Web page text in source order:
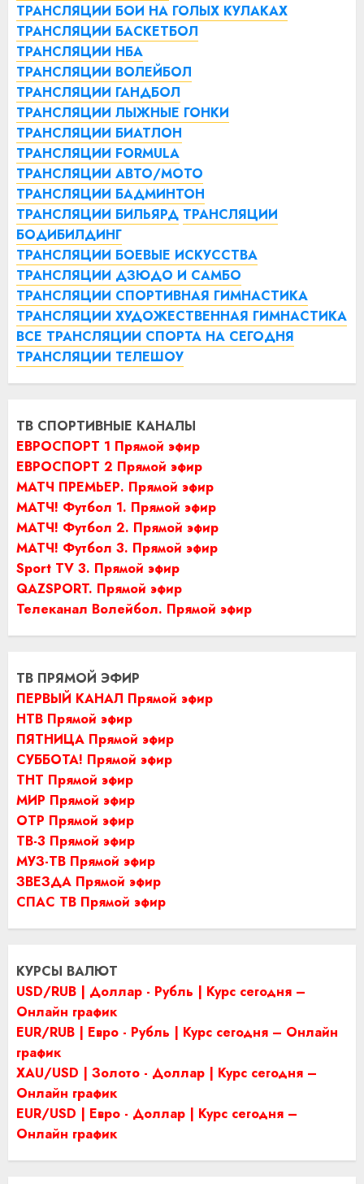
ТРАНСЛЯЦИИ БОИ НА ГОЛЫХ КУЛАКАХ
ТРАНСЛЯЦИИ БАСКЕТБОЛ
ТРАНСЛЯЦИИ НБА
ТРАНСЛЯЦИИ ВОЛЕЙБОЛ
ТРАНСЛЯЦИИ ГАНДБОЛ
ТРАНСЛЯЦИИ ЛЫЖНЫЕ ГОНКИ
ТРАНСЛЯЦИИ БИАТЛОН
ТРАНСЛЯЦИИ FORMULA
ТРАНСЛЯЦИИ АВТО/МОТО
ТРАНСЛЯЦИИ БАДМИНТОН
ТРАНСЛЯЦИИ БИЛЬЯРД ТРАНСЛЯЦИИ
БОДИБИЛДИНГ
ТРАНСЛЯЦИИ БОЕВЫЕ ИСКУССТВА
ТРАНСЛЯЦИИ ДЗЮДО И САМБО
ТРАНСЛЯЦИИ СПОРТИВНАЯ ГИМНАСТИКА
ТРАНСЛЯЦИИ ХУДОЖЕСТВЕННАЯ ГИМНАСТИКА
ВСЕ ТРАНСЛЯЦИИ СПОРТА НА СЕГОДНЯ
ТРАНСЛЯЦИИ ТЕЛЕШОУ
ТВ СПОРТИВНЫЕ КАНАЛЫ
ЕВРОСПОРТ 1 Прямой эфир
ЕВРОСПОРТ 2 Прямой эфир
МАТЧ ПРЕМЬЕР. Прямой эфир
МАТЧ! Футбол 1. Прямой эфир
МАТЧ! Футбол 2. Прямой эфир
МАТЧ! Футбол 3. Прямой эфир
Sport TV 3. Прямой эфир
QAZSPORT. Прямой эфир
Телеканал Волейбол. Прямой эфир
ТВ ПРЯМОЙ ЭФИР
ПЕРВЫЙ КАНАЛ Прямой эфир
НТВ Прямой эфир
ПЯТНИЦА Прямой эфир
СУББОТА! Прямой эфир
ТНТ Прямой эфир
МИР Прямой эфир
ОТР Прямой эфир
ТВ-3 Прямой эфир
МУЗ-ТВ Прямой эфир
ЗВЕЗДА Прямой эфир
СПАС ТВ Прямой эфир
КУРСЫ ВАЛЮТ
USD/RUB | Доллар - Рубль | Курс сегодня –
Онлайн график
EUR/RUB | Евро - Рубль | Курс сегодня – Онлайн
график
XAU/USD | Золото - Доллар | Курс сегодня –
Онлайн график
EUR/USD | Евро - Доллар | Курс сегодня –
Онлайн график